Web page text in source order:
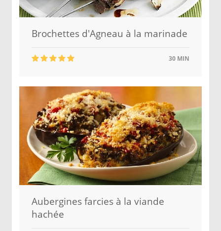
Brochettes d'Agneau à la marinade
30 MIN
Aubergines farcies à la viande
hachée